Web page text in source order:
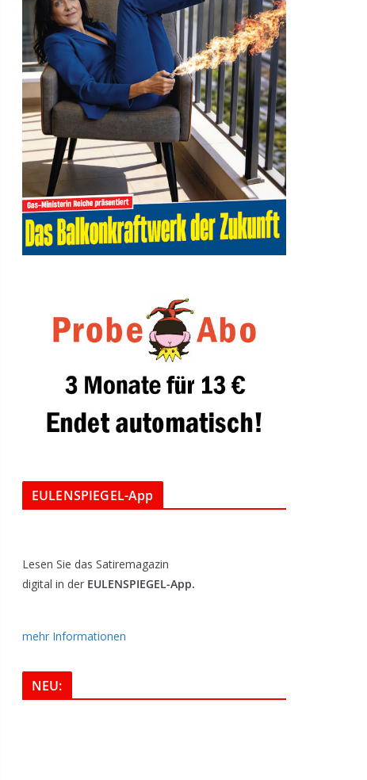
EULENSPIEGEL-App
Lesen Sie das Satiremagazin
digital in der EULENSPIEGEL-App.
mehr Informationen
NEU: